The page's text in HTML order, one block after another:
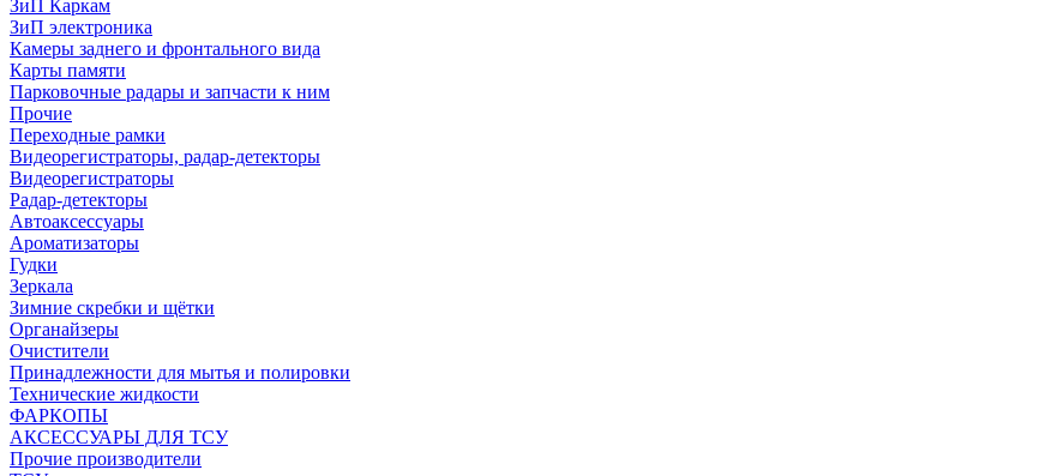
ЗиП Каркам
ЗиП электроника
Камеры заднего и фронтального вида
Карты памяти
Парковочные радары и запчасти к ним
Прочие
Переходные рамки
Видеорегистраторы, радар-детекторы
Видеорегистраторы
Радар-детекторы
Автоаксессуары
Ароматизаторы
Гудки
Зеркала
Зимние скребки и щётки
Органайзеры
Очистители
Принадлежности для мытья и полировки
Технические жидкости
ФАРКОПЫ
АКСЕССУАРЫ ДЛЯ ТСУ
Прочие производители